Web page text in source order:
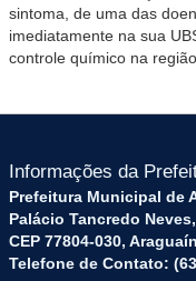
sintoma, de uma das
imediatamente na sua
controle químico na
Informações da
Prefeitura Municipal de
Palácio Tancredo
CEP 77804-030,
Telefone de Contato: